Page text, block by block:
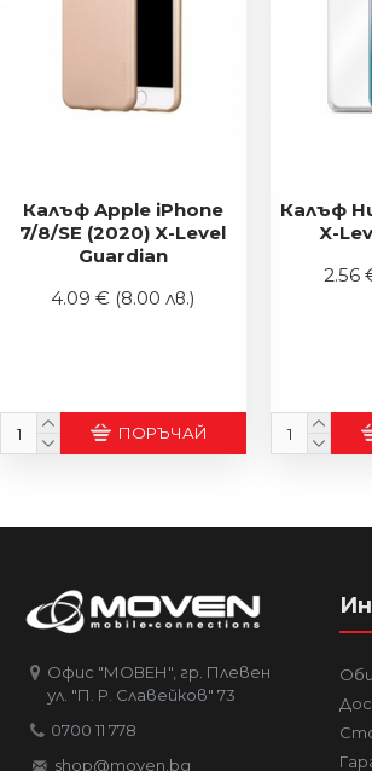
Калъф Apple iPhone
7/8/SE (2020) X-Level
Guardian
4.09 € (8.00 лв.)
ПОРЪЧАЙ
Калъф
X-
2.56
Офис "МОВЕН", гр. Плевен
ул. "П. Р. Славейков" 73
0700 11 778
shop@moven.bg